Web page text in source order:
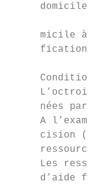
micile
nées
A
cision
Les
d’aide